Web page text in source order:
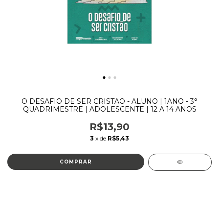
O DESAFIO DE SER CRISTAO - ALUNO | 1ANO - 3°
QUADRIMESTRE | ADOLESCENTE | 12 A 14 ANOS
R$13,90
3 x de R$5,43